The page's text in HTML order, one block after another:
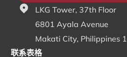
LKG Tower, 37th Floor
6801 Ayala Avenue
Makati City, Philippines
联系表格